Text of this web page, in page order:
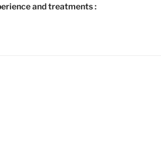
and treatments :